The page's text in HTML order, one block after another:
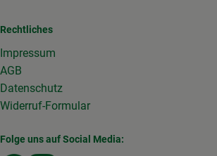
Rechtliches
Impressum
AGB
Datenschutz
Widerruf-Formular
Folge uns auf Social Media: